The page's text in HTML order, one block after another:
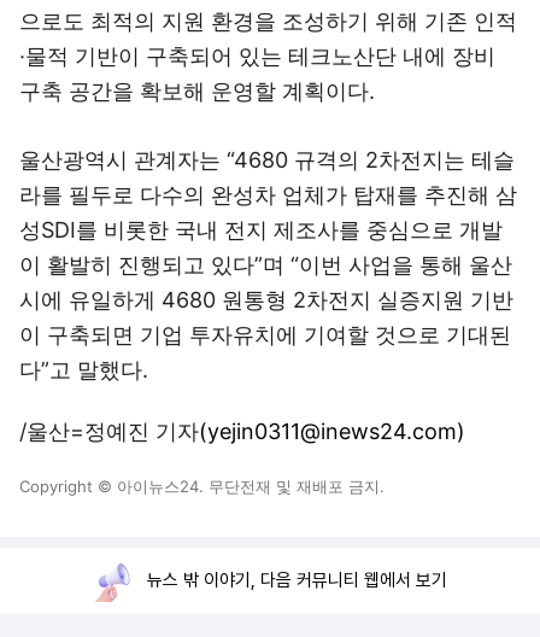
으로도 최적의 지원 환경을 조성하기 위해 기존 인적
·물적 기반이 구축되어 있는 테크노산단 내에 장비
구축 공간을 확보해 운영할 계획이다.
울산광역시 관계자는 “4680 규격의 2차전지는 테슬
라를 필두로 다수의 완성차 업체가 탑재를 추진해 삼
성SDI를 비롯한 국내 전지 제조사를 중심으로 개발
이 활발히 진행되고 있다”며 “이번 사업을 통해 울산
시에 유일하게 4680 원통형 2차전지 실증지원 기반
이 구축되면 기업 투자유치에 기여할 것으로 기대된
다”고 말했다.
/울산=정예진 기자(yejin0311@inews24.com)
Copyright © 아이뉴스24. 무단전재 및 재배포 금지.
뉴스 밖 이야기, 다음 커뮤니티 웹에서 보기